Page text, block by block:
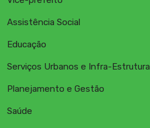
Assistência Social
Educação
Serviços Urbanos e Infra-Estrutura
Planejamento e Gestão
Saúde